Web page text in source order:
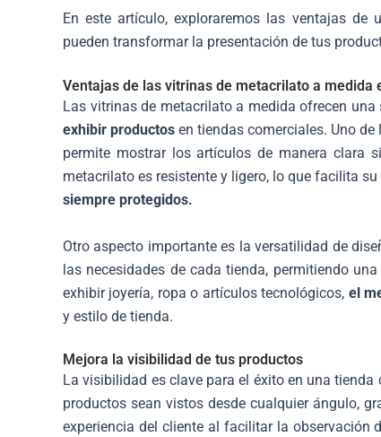
En este artículo, exploraremos las ventajas
pueden transformar la presentación de tus
Ventajas de las vitrinas de metacrilato a medida
Las vitrinas de metacrilato a medida ofrecen
exhibir productos en tiendas comerciales. Uno
permite mostrar los artículos de manera clara
metacrilato es resistente y ligero, lo que facilita
siempre protegidos.
Otro aspecto importante es la versatilidad de
las necesidades de cada tienda, permitiendo
exhibir joyería, ropa o artículos tecnológicos, el
y estilo de tienda.
Mejora la visibilidad de tus productos
La visibilidad es clave para el éxito en una
productos sean vistos desde cualquier ángulo,
experiencia del cliente al facilitar la observación